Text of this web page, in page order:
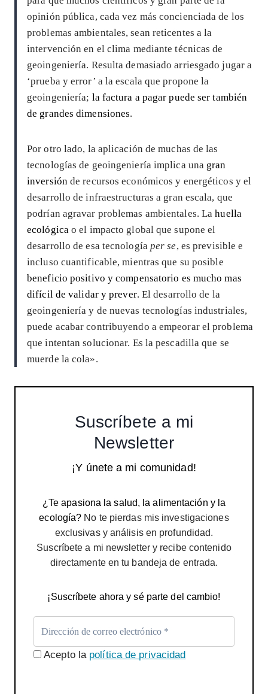
opinión pública, cada vez más concienciada de los
problemas ambientales, sean reticentes a la
intervención en el clima mediante técnicas de
geoingeniería. Resulta demasiado arriesgado jugar a
‘prueba y error’ a la escala que propone la
geoingeniería; la factura a pagar puede ser también
de grandes dimensiones.
Por otro lado, la aplicación de muchas de las
tecnologías de geoingeniería implica una gran
inversión de recursos económicos y energéticos y el
desarrollo de infraestructuras a gran escala, que
podrían agravar problemas ambientales. Lahuella
ecológica o el impacto global que supone el
desarrollo de esa tecnología per se, es previsible e
incluso cuantificable, mientras que su posible
beneficio positivo y compensatorio es mucho mas
difícil de validar y prever. El desarrollo de la
geoingeniería y de nuevas tecnologías industriales,
puede acabar contribuyendo a empeorar el problema
que intentan solucionar. Es la pescadilla que se
muerde la cola».
Suscríbete a mi
Newsletter
¡Y únete a mi comunidad!
¿Te apasiona la salud, la alimentación y la
ecología? No te pierdas mis investigaciones
exclusivas y análisis en profundidad.
Suscríbete a mi newsletter y recibe contenido
directamente en tu bandeja de entrada.
¡Suscríbete ahora y sé parte del cambio!
Acepto la política de privacidad